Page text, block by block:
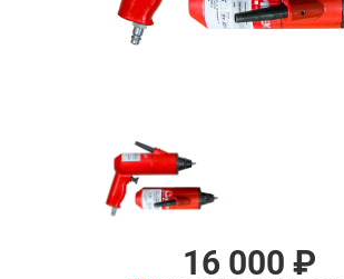
16 000 ₽
Купить в 1 клик
В кредит от 533 руб/